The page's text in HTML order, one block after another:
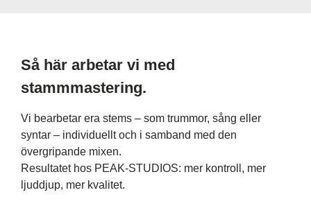
Så här arbetar vi med
stammmastering.
Vi bearbetar era stems – som trummor, sång eller
syntar – individuellt och i samband med den
övergripande mixen.
Resultatet hos PEAK-STUDIOS: mer kontroll, mer
ljuddjup, mer kvalitet.